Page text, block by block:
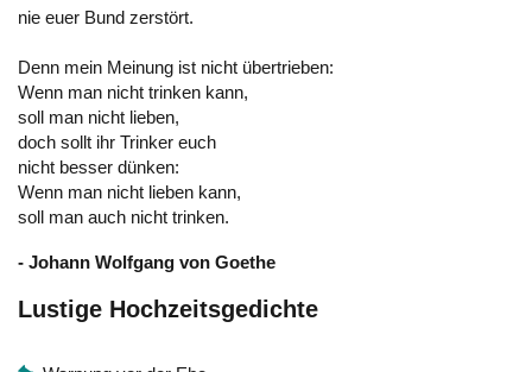
nie euer Bund zerstört.
Denn mein Meinung ist nicht übertrieben:
Wenn man nicht trinken kann,
soll man nicht lieben,
doch sollt ihr Trinker euch
nicht besser dünken:
Wenn man nicht lieben kann,
soll man auch nicht trinken.
- Johann Wolfgang von Goethe
Lustige Hochzeitsgedichte